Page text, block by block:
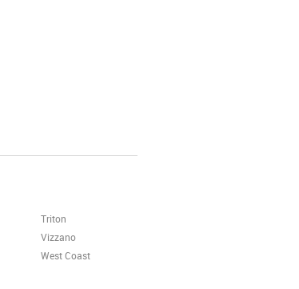
Triton
Vizzano
West Coast